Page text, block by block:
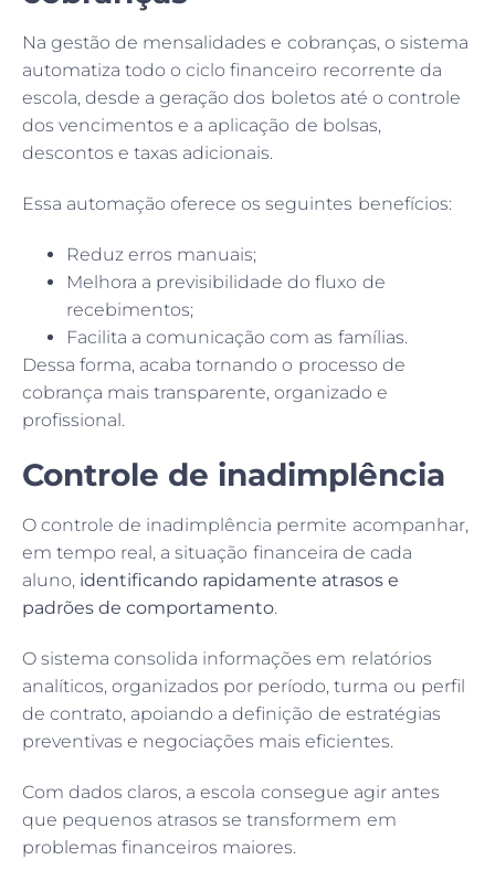
Na gestão de mensalidades e cobranças, o sistema
automatiza todo o ciclo financeiro recorrente da
escola, desde a geração dos boletos até o controle
dos vencimentos e a aplicação de bolsas,
descontos e taxas adicionais.
Essa automação oferece os seguintes benefícios:
Reduz erros manuais;
Melhora a previsibilidade do fluxo de
recebimentos;
Facilita a comunicação com as famílias.
Dessa forma, acaba tornando o processo de
cobrança mais transparente, organizado e
profissional.
Controle de inadimplência
O controle de inadimplência permite acompanhar,
em tempo real, a situação financeira de cada
aluno, identificando rapidamente atrasos e
padrões de comportamento.
O sistema consolida informações em relatórios
analíticos, organizados por período, turma ou perfil
de contrato, apoiando a definição de estratégias
preventivas e negociações mais eficientes.
Com dados claros, a escola consegue agir antes
que pequenos atrasos se transformem em
problemas financeiros maiores.